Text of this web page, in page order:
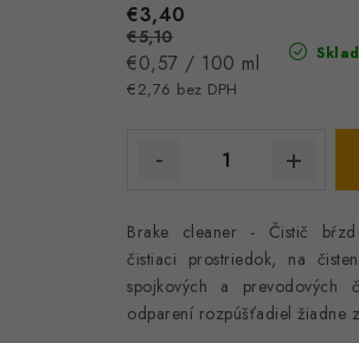
€2,76 bez DPH
€3,40
€5,10
Jednotková
cena:
€0,57 / 100 ml
Brake cleaner - Čistič
čistiaci prostriedok, na
spojkových a prevodových
odparení rozpúšťadiel žiadne